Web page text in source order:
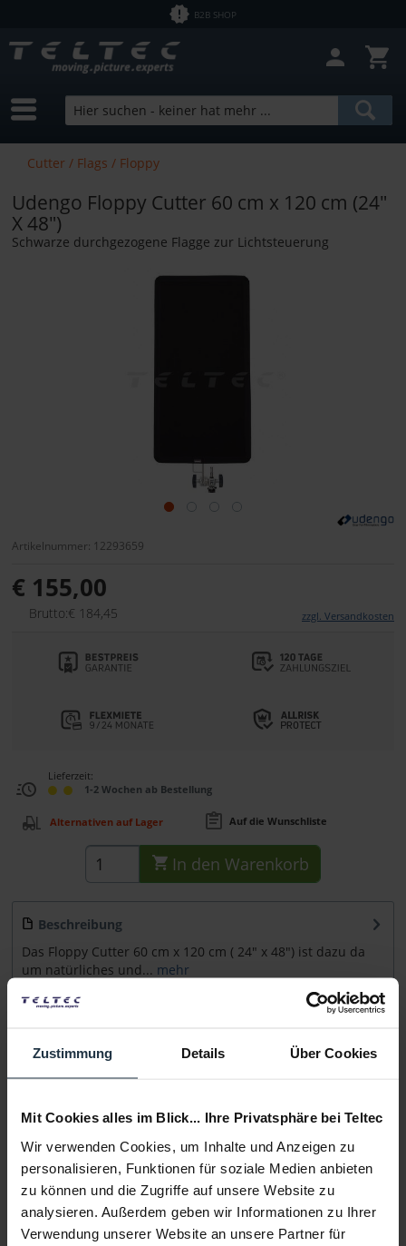
Zustimmung Details Über Cookies
Mit Cookies alles im Blick... Ihre Privatsphäre bei Teltec
Wir verwenden Cookies, um Inhalte und Anzeigen zu
personalisieren, Funktionen für soziale Medien anbieten
zu können und die Zugriffe auf unsere Website zu
analysieren. Außerdem geben wir Informationen zu Ihrer
Verwendung unserer Website an unsere Partner für
B2B SHOP
Cutter / Flags / Floppy
Udengo Floppy Cutter 60 cm x 120 cm (24"
X 48")
Schwarze durchgezogene Flagge zur Lichtsteuerung
Artikelnummer: 12293659
€ 155,00
Brutto:€ 184,45 zzgl. Versandkosten
Lieferzeit:
1-2 Wochen ab Bestellung
Alternativen auf Lager Auf die Wunschliste
In den Warenkorb
Beschreibung
Das Floppy Cutter 60 cm x 120 cm ( 24" x 48") ist dazu da
um natürliches und... mehr
Medien
Folgende Infos zum Hersteller sind verfübar......mehr
Weitere Artikel von Udengo ansehen